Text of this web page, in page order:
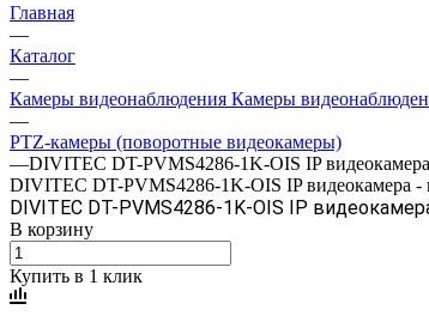
Главная
—
Каталог
—
Камеры видеонаблюдения Камеры
—
PTZ-камеры (поворотные видеокамеры)
—DIVITEC DT-PVMS4286-1K-OIS IP видеокамера
DIVITEC DT-PVMS4286-1K-OIS IP видеокамера
DIVITEC DT-PVMS4286-1K-OIS IP
В корзину
Купить в 1 клик